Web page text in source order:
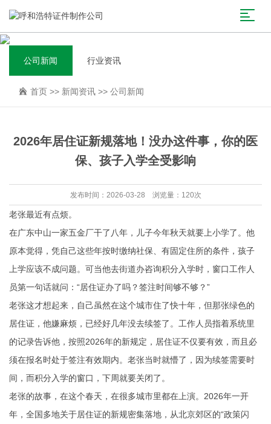
公司新闻 行业资讯
首页 >> 新闻资讯 >> 公司新闻
2026年居住证新规落地！没办这件事，你的医
保、孩子入学全受影响
发布时间：2026-03-28 浏览量：120次
老张最近有点烦。
在广东中山一家五金厂干了八年，儿子今年秋天就要上小学了。他
原本觉得，凭自己这些年按时缴纳社保、有固定住所的条件，孩子
上学应该不成问题。可当他去街道办咨询积分入学时，窗口工作人
员第一句话就问：“居住证办了吗？签注时间够不够？”
老张这才想起来，自己虽然在这个城市住了快十年，但那张绿色的
居住证，他嫌麻烦，已经好几年没去续签了。工作人员指着系统里
的记录告诉他，按照2026年的新规定，居住证不仅要有效，而且必
须在报名时处于签注有效期内。老张当时就懵了，因为续签需要时
间，而积分入学的窗口，下周就要关闭了。
老张的故事，在这个春天，在很多城市里都在上演。2026年一开
年，全国多地关于居住证的新规密集落地，从北京郊区的“政策闪